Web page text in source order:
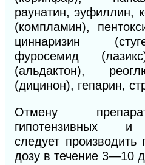
раунатин, эуфиллин,
(компламин),
циннаризин
фуросемид
(альдактон),
(дицинон), гепарин,
Отмену
гипотензивных и
следует производить
дозу в течение 3—10